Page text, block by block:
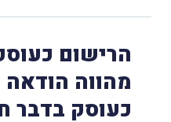
הרישום
מהווה
כעוסק בדבר